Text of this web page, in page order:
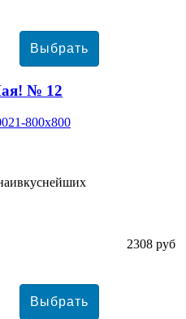
№ 12
2308 руб